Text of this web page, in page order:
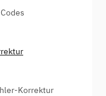
Korrektur